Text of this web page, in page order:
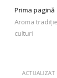
Prima pagină
Aroma
culturi
ACTUALIZAT